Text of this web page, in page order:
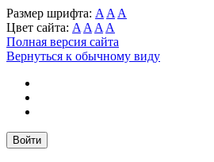
Размер шрифта: A A A
Цвет сайта: A A A A
Полная версия сайта
Вернуться к обычному виду
Войти